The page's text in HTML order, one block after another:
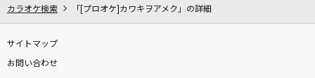
カラオケ検索 「[プロオケ]カワキヲアメク」の詳細
サイトマップ
お問い合わせ